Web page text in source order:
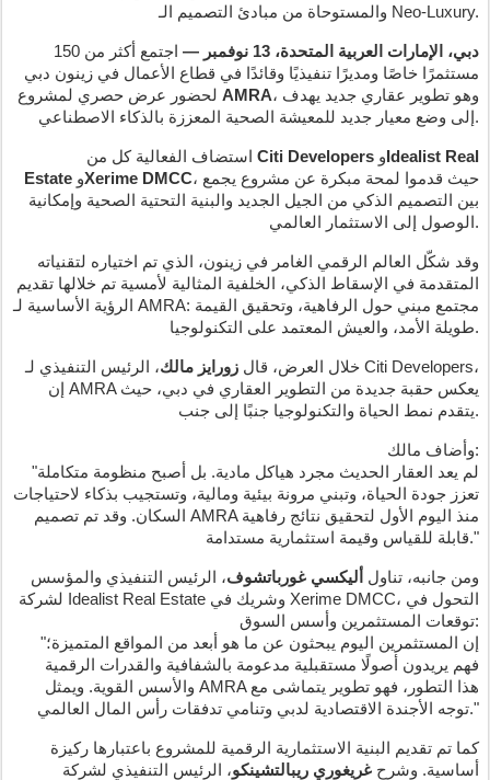
والمستوحاة من مبادئ التصميم الـ Neo-Luxury.
دبي، الإمارات العربية المتحدة، 13 نوفمبر —
اجتمع أكثر من 150
مستثمرًا خاصًا ومديرًا تنفيذيًا وقائدًا في قطاع الأعمال في زينون دبي
AMRA، وهو تطوير عقاري جديد يهدف
إلى وضع معيار جديد للمعيشة الصحية المعززة بالذكاء الاصطناعي.
Citi Developers و Idealist Real
Estate وXerime DMCC، حيث قدموا لمحة مبكرة عن مشروع يجمع
بين التصميم الذكي من الجيل الجديد والبنية التحتية الصحية وإمكانية
الوصول إلى الاستثمار العالمي.
وقد شكّل العالم الرقمي الغامر في زينون، الذي تم اختياره لتقنياته
المتقدمة في الإسقاط الذكي، الخلفية المثالية لأمسية تم خلالها تقديم
الرؤية الأساسية لـ AMRA: مجتمع مبني حول الرفاهية، وتحقيق القيمة
طويلة الأمد، والعيش المعتمد على التكنولوجيا.
خلال العرض، قال زورايز مالك، الرئيس التنفيذي لـ Citi Developers،
إن AMRA يعكس حقبة جديدة من التطوير العقاري في دبي، حيث
يتقدم نمط الحياة والتكنولوجيا جنبًا إلى جنب.
وأضاف مالك:
"لم يعد العقار الحديث مجرد هياكل مادية. بل أصبح منظومة متكاملة
تعزز جودة الحياة، وتبني مرونة بيئية ومالية، وتستجيب بذكاء لاحتياجات
السكان. وقد تم تصميم AMRA منذ اليوم الأول لتحقيق نتائج رفاهية
قابلة للقياس وقيمة استثمارية مستدامة."
ومن جانبه، تناول أليكسي غورباتشوف، الرئيس التنفيذي والمؤسس
لشركة Idealist Real Estate وشريك في Xerime DMCC، التحول في
توقعات المستثمرين وأسس السوق:
"إن المستثمرين اليوم يبحثون عن ما هو أبعد من المواقع المتميزة؛
فهم يريدون أصولًا مستقبلية مدعومة بالشفافية والقدرات الرقمية
والأسس القوية. ويمثل AMRA هذا التطور، فهو تطوير يتماشى مع
توجه الأجندة الاقتصادية لدبي وتنامي تدفقات رأس المال العالمي."
كما تم تقديم البنية الاستثمارية الرقمية للمشروع باعتبارها ركيزة
أساسية. وشرح غريغوري ريبالتشينكو، الرئيس التنفيذي لشركة